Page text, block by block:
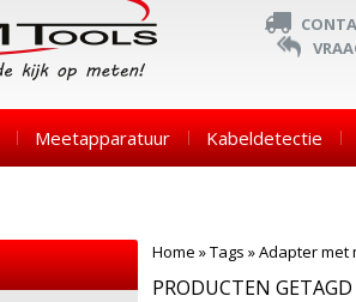
Meetapparatuur Kabeldetectie
Home »Tags »Adapter met
PRODUCTEN